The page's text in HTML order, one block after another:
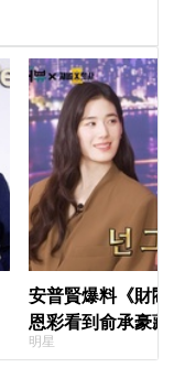
安普賢爆料《財
恩彩看到俞承豪
普賢只是「搞笑男
明星